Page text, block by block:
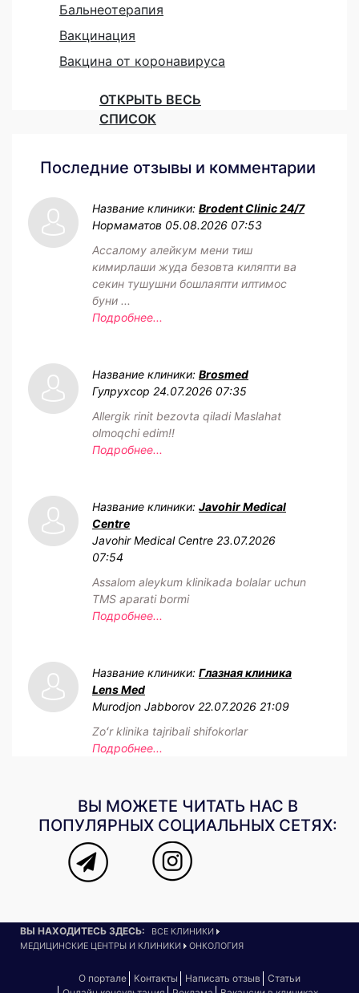
Бальнеотерапия
Вакцинация
Вакцина от коронавируса
ОТКРЫТЬ ВЕСЬ
СПИСОК
Последние отзывы и комментарии
Название клиники: Brodent Clinic 24/7
Нормаматов 05.08.2026 07:53
Ассалому алейкум мени тиш
кимирлаши жуда безовта киляпти ва
секин тушушни бошлаяпти илтимос
буни ...
Подробнее...
Название клиники: Brosmed
Гулрухсор 24.07.2026 07:35
Allergik rinit bezovta qiladi Maslahat
olmoqchi edim!!
Подробнее...
Название клиники: Javohir Medical
Centre
Javohir Medical Centre 23.07.2026
07:54
Assalom aleykum klinikada bolalar uchun
TMS aparati bormi
Подробнее...
Название клиники: Глазная клиника
Lens Med
Murodjon Jabborov 22.07.2026 21:09
Zoʻr klinika tajribali shifokorlar
Подробнее...
ВЫ МОЖЕТЕ ЧИТАТЬ НАС В
ПОПУЛЯРНЫХ СОЦИАЛЬНЫХ СЕТЯХ:
ВЫ НАХОДИТЕСЬ ЗДЕСЬ:
ВСЕ КЛИНИКИ
МЕДИЦИНСКИЕ ЦЕНТРЫ И КЛИНИКИ
ОНКОЛОГИЯ
О портале Контакты Написать отзыв
Статьи